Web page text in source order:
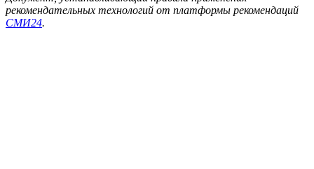
рекомендательных технологий от платформы рекомендаций
СМИ24.